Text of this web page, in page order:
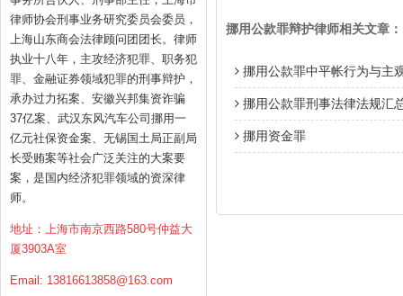
律师协会刑事业务研究委员会委员，
上海山东商会法律顾问团团长。律师
执业十八年，主攻经济犯罪、职务犯
罪、金融证券领域犯罪的刑事辩护，
承办过力拓案、安徽兴邦集资诈骗
37亿案、武汉东风汽车公司挪用一
亿元社保资金案、无锡国土局正副局
长受贿案等社会广泛关注的大案要
案，是国内经济犯罪领域的资深律
师。
地址：上海市南京西路580号仲益大
厦3903A室
Email: 13816613858@163.com
挪用公款罪辩护律师相关文章：
挪用公款罪中平帐行为与主
挪用公款罪刑事法律法规汇
挪用资金罪